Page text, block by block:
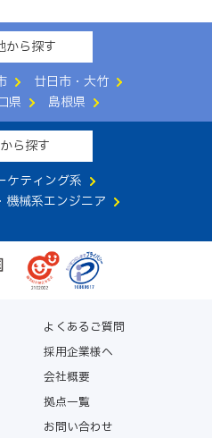
ら利用者に適切なものを当
す。
相談の実施
職活動支援
の代行
に有益と当社が判断する一
間）
供するものとします。な
もって当該利用者への本サ
。利用者から本サービス提
合についても、合理的な範
だきます。
から探す
廿日市・大竹
県 島根県
ら探す
ケティング系
機械系エンジニア
よくあるご質問
採用企業様へ
会社概要
拠点一覧
お問い合わせ